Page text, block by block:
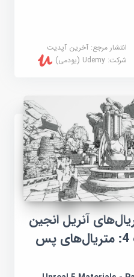
انتشار مرجع:آخرین آپدیت
شرکت:Udemy (یودمی)
آنریل انجین
5 - قسمت 4: متریال‌های پس